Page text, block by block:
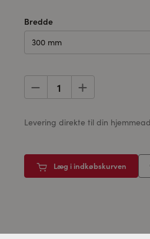
Bredde
300 mm
Levering direkte til din
Læg i indkøbskurven